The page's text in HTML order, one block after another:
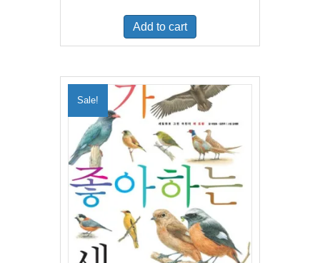
was:
$22.00.
is:
$17.00.
Add to cart
Sale!